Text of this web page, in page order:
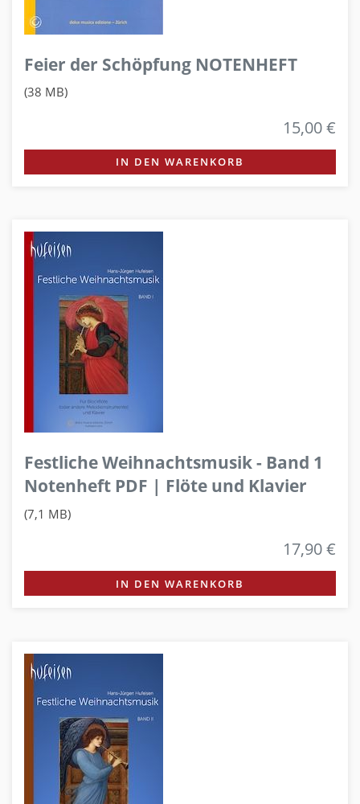
Feier der Schöpfung NOTENHEFT
(38 MB)
15,00 €
IN DEN WARENKORB
Festliche Weihnachtsmusik - Band 1
Notenheft PDF | Flöte und Klavier
(7,1 MB)
17,90 €
IN DEN WARENKORB